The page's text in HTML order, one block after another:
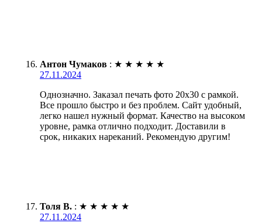
Антон Чумаков : ★ ★ ★ ★ ★
27.11.2024
Однозначно. Заказал печать фото 20х30 с рамкой.
Все прошло быстро и без проблем. Сайт удобный,
легко нашел нужный формат. Качество на высоком
уровне, рамка отлично подходит. Доставили в
срок, никаких нареканий. Рекомендую другим!
Толя В. : ★ ★ ★ ★ ★
27.11.2024